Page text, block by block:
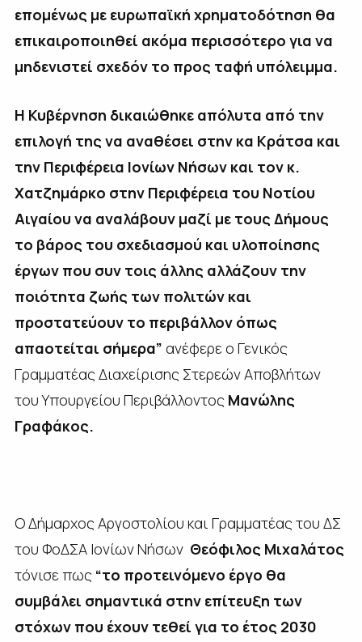
επομένως με ευρωπαϊκή χρηματοδότηση θα
επικαιροποιηθεί ακόμα περισσότερο για να
μηδενιστεί σχεδόν το προς ταφή υπόλειμμα.
Η Κυβέρνηση δικαιώθηκε απόλυτα από την
επιλογή της να αναθέσει στην κα Κράτσα και
την Περιφέρεια Ιονίων Νήσων και τον κ.
Χατζημάρκο στην Περιφέρεια του Νοτίου
Αιγαίου να αναλάβουν μαζί με τους Δήμους
το βάρος του σχεδιασμού και υλοποίησης
έργων που συν τοις άλλης αλλάζουν την
ποιότητα ζωής των πολιτών και
προστατεύουν το περιβάλλον όπως
απαοτείται σήμερα” ανέφερε ο Γενικός
Γραμματέας Διαχείρισης Στερεών Αποβλήτων
του Υπουργείου Περιβάλλοντος Μανώλης
Γραφάκος.
Ο Δήμαρχος Αργοστολίου και Γραμματέας του ΔΣ
του ΦοΔΣΑ Ιονίων Νήσων Θεόφιλος Μιχαλάτος
τόνισε πως “το προτεινόμενο έργο θα
συμβάλει σημαντικά στην επίτευξη των
στόχων που έχουν τεθεί για το έτος 2030